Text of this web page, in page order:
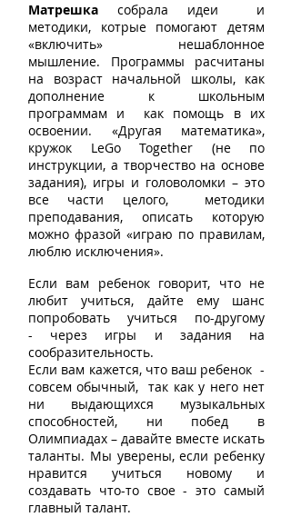
Матрешка собрала идеи и
методики, котрые помогают детям
«включить» нешаблонное
мышление. Программы расчитаны
на возраст начальной школы, как
дополнение к школьным
программам и как помощь в их
освоении. «Другая математика»,
кружок LeGo Together (не по
инструкции, а творчество на основе
задания), игры и головоломки – это
все части целого, методики
преподавания, описать которую
можно фразой «играю по правилам,
люблю исключения».
Если вам ребенок говорит, что не
любит учиться, дайте ему шанс
попробовать учиться по-другому
- через игры и задания на
сообразительность.
Если вам кажется, что ваш ребенок -
совсем обычный, так как у него нет
ни выдающихся музыкальных
способностей, ни побед в
Олимпиадах – давайте вместе искать
таланты. Мы уверены, если ребенку
нравится учиться новому и
создавать что-то свое - это самый
главный талант.